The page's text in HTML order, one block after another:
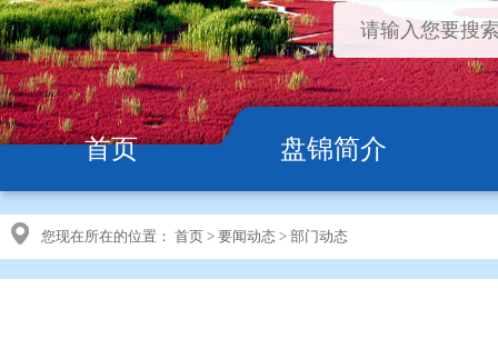
首页 盘锦简介
您现在所在的位置： 首页 > 要闻动态 > 部门动态